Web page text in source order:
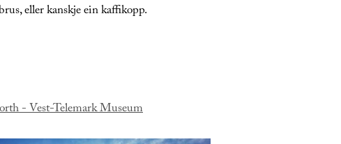
eller kanskje ein kaffikopp.
- Vest-Telemark Museum